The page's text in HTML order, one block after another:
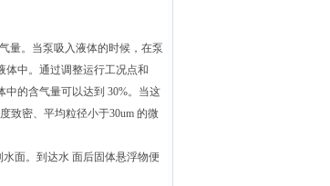
量。当泵吸入液体的时候，在泵
体中。通过调整运行工况点和
的含气量可以达到 30%。当这
致密、平均粒径小于30um 的微
面。到达水 面后固体悬浮物便